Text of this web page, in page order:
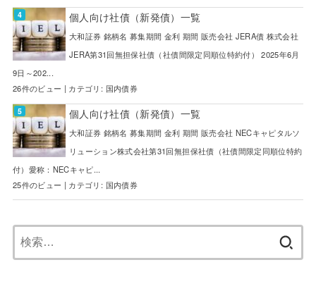
個人向け社債（新発債）一覧
大和証券 銘柄名 募集期間 金利 期間 販売会社 JERA債 株式会社
JERA第31回無担保社債（社債間限定同順位特約付） 2025年6月
9日～202...
26件のビュー | カテゴリ: 国内債券
個人向け社債（新発債）一覧
大和証券 銘柄名 募集期間 金利 期間 販売会社 NECキャピタルソ
リューション株式会社第31回無担保社債（社債間限定同順位特約
付）愛称：NECキャピ...
25件のビュー | カテゴリ: 国内債券